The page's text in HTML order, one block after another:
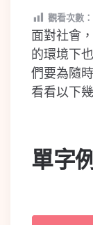
觀看次數：
面對社會
的環境下
們要為隨
看看以下
單字